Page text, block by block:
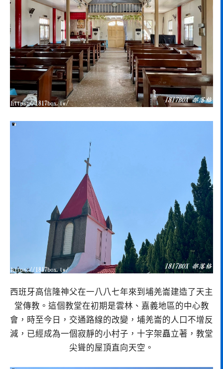
西班牙高信隆神父在一八八七年來到埔羌崙建造了天主
堂傳教。這個教堂在初期是雲林、嘉義地區的中心教
會，時至今日，交通路線的改變，埔羌崙的人口不增反
減，已經成為一個寂靜的小村子，十字架矗立著，教堂
尖聳的屋頂直向天空。